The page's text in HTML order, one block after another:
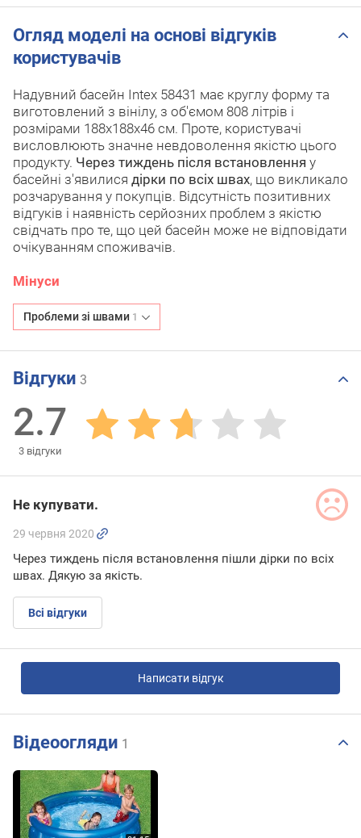
Огляд моделі на основі відгуків
користувачів
Надувний басейн Intex 58431 має круглу форму та
виготовлений з вінілу, з об'ємом 808 літрів і
розмірами 188х188х46 см. Проте, користувачі
висловлюють значне невдоволення якістю цього
продукту. Через тиждень після встановлення у
басейні з'явилися дірки по всіх швах, що викликало
розчарування у покупців. Відсутність позитивних
відгуків і наявність серйозних проблем з якістю
свідчать про те, що цей басейн може не відповідати
очікуванням споживачів.
Мінуси
Проблеми зі швами 1
Відгуки 3
2.7
3 відгуки
Не купувати.
29 червня 2020
Через тиждень після встановлення пішли дірки по всіх
швах. Дякую за якість.
Всі відгуки
Написати відгук
Відеоогляди 1